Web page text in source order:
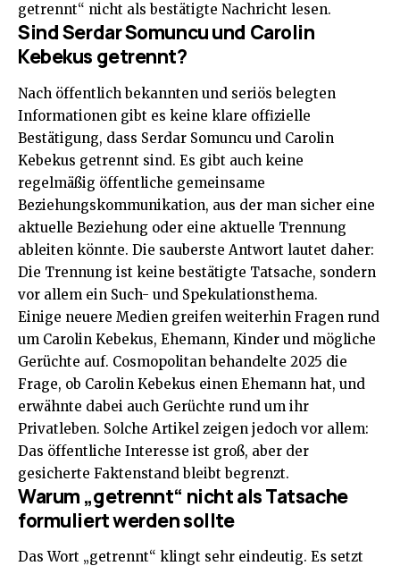
getrennt“ nicht als bestätigte Nachricht lesen.
Sind Serdar Somuncu und Carolin
Kebekus getrennt?
Nach öffentlich bekannten und seriös belegten
Informationen gibt es keine klare offizielle
Bestätigung, dass Serdar Somuncu und Carolin
Kebekus getrennt sind. Es gibt auch keine
regelmäßig öffentliche gemeinsame
Beziehungskommunikation, aus der man sicher eine
aktuelle Beziehung oder eine aktuelle Trennung
ableiten könnte. Die sauberste Antwort lautet daher:
Die Trennung ist keine bestätigte Tatsache, sondern
vor allem ein Such- und Spekulationsthema.
Einige neuere Medien greifen weiterhin Fragen rund
um Carolin Kebekus, Ehemann, Kinder und mögliche
Gerüchte auf. Cosmopolitan behandelte 2025 die
Frage, ob Carolin Kebekus einen Ehemann hat, und
erwähnte dabei auch Gerüchte rund um ihr
Privatleben. Solche Artikel zeigen jedoch vor allem:
Das öffentliche Interesse ist groß, aber der
gesicherte Faktenstand bleibt begrenzt.
Warum „getrennt“ nicht als Tatsache
formuliert werden sollte
Das Wort „getrennt“ klingt sehr eindeutig. Es setzt